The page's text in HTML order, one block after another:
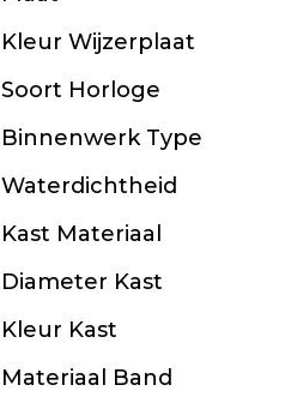
Kleur Wijzerplaat
Soort Horloge
Binnenwerk Type
Waterdichtheid
Kast Materiaal
Diameter Kast
Kleur Kast
Materiaal Band